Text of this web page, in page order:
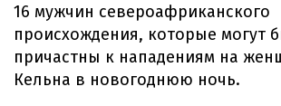
16 мужчин североафриканского
происхождения, которые могут
причастны к нападениям на
Кельна в новогоднюю ночь.